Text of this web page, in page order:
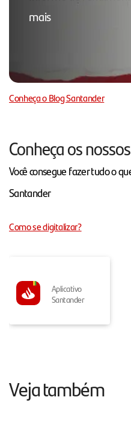
mais
Conheça o Blog Santander
Conheça os
Você consegue fazer tudo o
Santander
Como se digitalizar?
Aplicativo
Santander
Veja também